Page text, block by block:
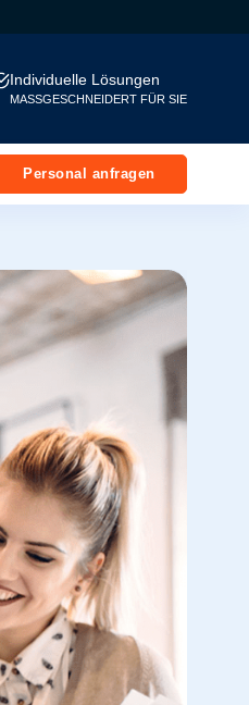
Individuelle Lösungen
MASSGESCHNEIDERT FÜR SIE
Personal anfragen